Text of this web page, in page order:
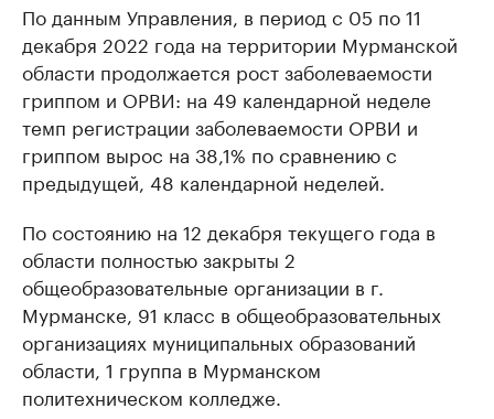
По данным Управления, в период с 05 по 11
декабря 2022 года на территории Мурманской
области продолжается рост заболеваемости
гриппом и ОРВИ: на 49 календарной неделе
темп регистрации заболеваемости ОРВИ и
гриппом вырос на 38,1% по сравнению с
предыдущей, 48 календарной неделей.
По состоянию на 12 декабря текущего года в
области полностью закрыты 2
общеобразовательные организации в г.
Мурманске, 91 класс в общеобразовательных
организациях муниципальных образований
области, 1 группа в Мурманском
политехническом колледже.